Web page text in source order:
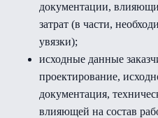
документации,
затрат (в части,
увязки);
исходные данные
проектирование,
документация,
влияющей на состав